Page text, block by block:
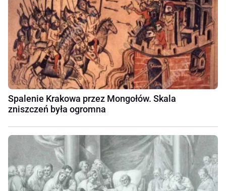
Spalenie Krakowa przez Mongołów. Skala
zniszczeń była ogromna